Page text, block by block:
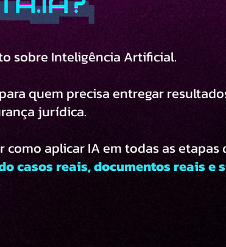
sobre Inteligência Artificial.
quem precisa entregar
jurídica.
como aplicar IA em todas as
casos reais, documentos reais e